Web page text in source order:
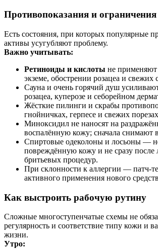
Противопоказания и ограничения
Есть состояния, при которых популярные
активы усугубляют проблему.
Важно учитывать:
Ретиноиды и кислоты не
экземе, обострении розацеа и
Сауна и очень горячий душ
розацеа, куперозе и себорейном
Жёсткие пилинги и скрабы
гнойничках, герпесе и свежих
Миноксидил не наносят на
воспалённую кожу; сначала снимают
Спиртовые одеколоны и лосьоны —
повреждённую кожу и не сразу после
бритьевых процедур.
При склонности к аллергии —
активного применения нового
Как выстроить рабочую рутину
Сложные многоступенчатые схемы не
регулярность и соответствие типу кожи и
жизни.
Утро: